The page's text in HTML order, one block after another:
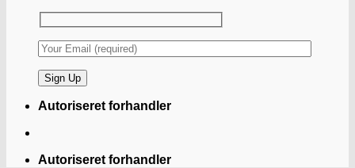
Autoriseret forhandler
Autoriseret forhandler